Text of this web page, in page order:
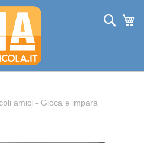
amici - Gioca e impara